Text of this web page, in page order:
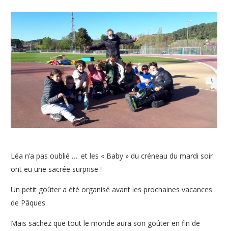
Léa n’a pas oublié …. et les « Baby » du créneau du mardi soir
ont eu une sacrée surprise !
Un petit goûter a été organisé avant les prochaines vacances
de Pâques.
Mais sachez que tout le monde aura son goûter en fin de